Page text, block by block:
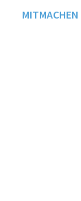
MITMACHEN